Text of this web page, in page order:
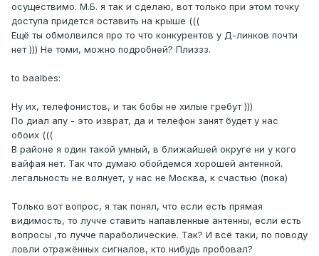
осуществимо. М.Б. я так и сделаю, вот только при этом точку
доступа придется оставить на крыше (((
Ещё ты обмолвился про то что конкурентов у Д-линков почти
нет ))) Не томи, можно подробней? Плиззз.
to baalbes:
Ну их, телефонистов, и так бобы не хилые гребут )))
По диал апу - это изврат, да и телефон занят будет у нас
обоих (((
В районе я один такой умный, в ближайшей округе ни у кого
вайфая нет. Так что думаю обойдемся хорошей антенной.
легальность не волнует, у нас не Москва, к счастью (пока)
Только вот вопрос, я так понял, что если есть прямая
видимость, то лучче ставить напавленные антенны, если есть
вопросы ,то лучче параболические. Так? И всё таки, по поводу
ловли отражённых сигналов, кто нибудь пробовал?